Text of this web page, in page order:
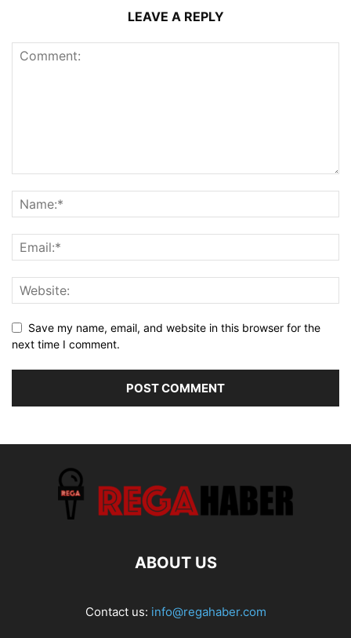
LEAVE A REPLY
Save my name, email, and website in this browser for the
next time I comment.
ABOUT US
Contact us: info@regahaber.com